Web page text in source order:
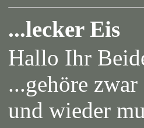
...lecker Eis
Hallo Ihr
...gehöre
und wieder